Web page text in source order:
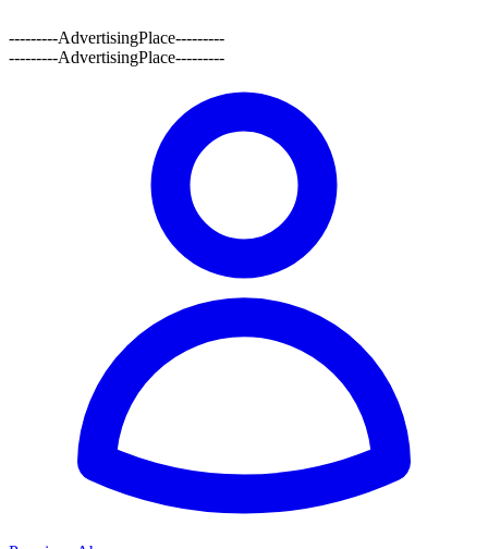
---------AdvertisingPlace---------
---------AdvertisingPlace---------